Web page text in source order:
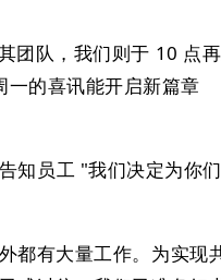
团队，我们则于 10 点
的喜讯能开启新篇章
知员工 "我们决定为你
都有大量工作。为实现